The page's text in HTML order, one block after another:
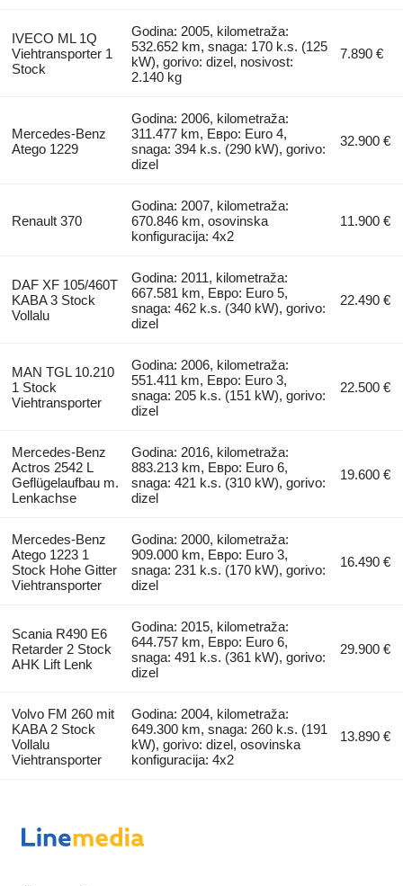
IVECO ML 1Q
Viehtransporter 1
Stock
Godina: 2005, kilometraža:
532.652 km, snaga: 170 k.s. (125
kW), gorivo: dizel, nosivost:
2.140 kg
7.890 €
Mercedes-Benz
Atego 1229
Godina: 2006, kilometraža:
311.477 km, Евро: Euro 4,
snaga: 394 k.s. (290 kW), gorivo:
dizel
32.900 €
Renault 370
Godina: 2007, kilometraža:
670.846 km, osovinska
konfiguracija: 4x2
11.900 €
DAF XF 105/460T
KABA 3 Stock
Vollalu
Godina: 2011, kilometraža:
667.581 km, Евро: Euro 5,
snaga: 462 k.s. (340 kW), gorivo:
dizel
22.490 €
MAN TGL 10.210
1 Stock
Viehtransporter
Godina: 2006, kilometraža:
551.411 km, Евро: Euro 3,
snaga: 205 k.s. (151 kW), gorivo:
dizel
22.500 €
Mercedes-Benz
Actros 2542 L
Geflügelaufbau m.
Lenkachse
Godina: 2016, kilometraža:
883.213 km, Евро: Euro 6,
snaga: 421 k.s. (310 kW), gorivo:
dizel
19.600 €
Mercedes-Benz
Atego 1223 1
Stock Hohe Gitter
Viehtransporter
Godina: 2000, kilometraža:
909.000 km, Евро: Euro 3,
snaga: 231 k.s. (170 kW), gorivo:
dizel
16.490 €
Scania R490 E6
Retarder 2 Stock
AHK Lift Lenk
Godina: 2015, kilometraža:
644.757 km, Евро: Euro 6,
snaga: 491 k.s. (361 kW), gorivo:
dizel
29.900 €
Volvo FM 260 mit
KABA 2 Stock
Vollalu
Viehtransporter
Godina: 2004, kilometraža:
649.300 km, snaga: 260 k.s. (191
kW), gorivo: dizel, osovinska
konfiguracija: 4x2
13.890 €